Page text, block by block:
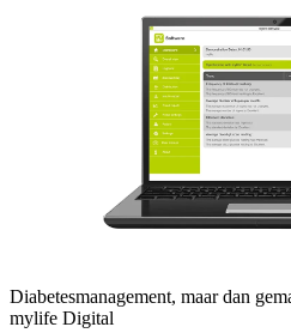
Diabetesmanagement, maar dan
mylife Digital